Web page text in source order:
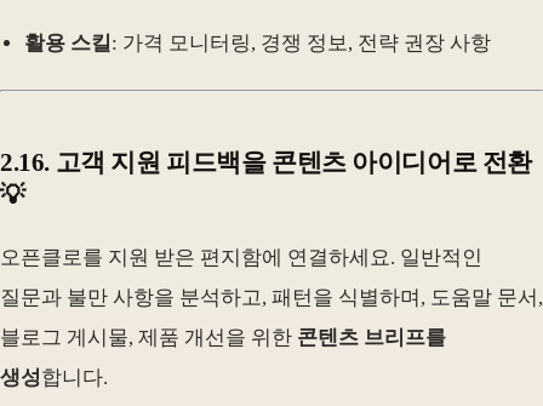
활용 스킬: 가격 모니터링, 경쟁 정보, 전략 권장 사항
2.16. 고객 지원 피드백을 콘텐츠 아이디어로 전환
💡
오픈클로를 지원 받은 편지함에 연결하세요. 일반적인
질문과 불만 사항을 분석하고, 패턴을 식별하며, 도움말 문서,
블로그 게시물, 제품 개선을 위한 콘텐츠 브리프를
생성합니다.